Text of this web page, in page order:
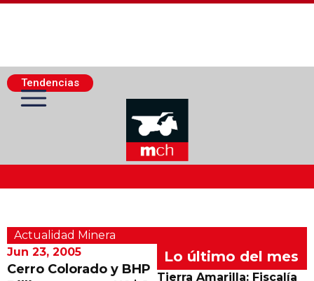
Tendencias
Actualidad Minera
Minería Superficie
Actualidad Minera
Jun 23, 2005
Cerro Colorado y BHP
Lo último del mes
Tierra Amarilla: Fiscalía